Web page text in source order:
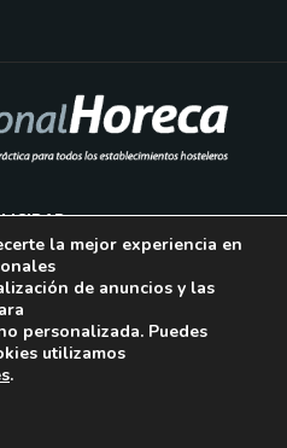
la mejor experiencia en
de anuncios y las
personalizada. Puedes
utilizamos
.